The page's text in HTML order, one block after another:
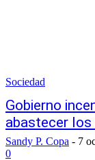
Sociedad
Gobierno
abastecer
Sandy P. Copa - 7
0